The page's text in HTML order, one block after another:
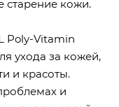
старение кожи.
Poly-Vitamin
ухода за кожей,
и красоты.
и